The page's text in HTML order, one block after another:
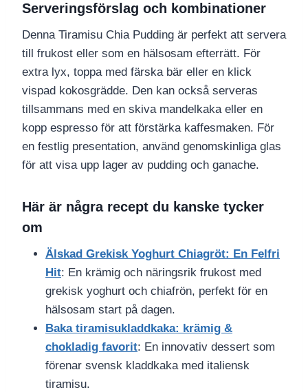
Serveringsförslag och kombinationer
Denna Tiramisu Chia Pudding är perfekt att servera
till frukost eller som en hälsosam efterrätt. För
extra lyx, toppa med färska bär eller en klick
vispad kokosgrädde. Den kan också serveras
tillsammans med en skiva mandelkaka eller en
kopp espresso för att förstärka kaffesmaken. För
en festlig presentation, använd genomskinliga glas
för att visa upp lager av pudding och ganache.
Här är några recept du kanske tycker
om
Älskad Grekisk Yoghurt Chiagröt: En Felfri
Hit: En krämig och näringsrik frukost med
grekisk yoghurt och chiafrön, perfekt för en
hälsosam start på dagen.
Baka tiramisukladdkaka: krämig &
chokladig favorit: En innovativ dessert som
förenar svensk kladdkaka med italiensk
tiramisu.